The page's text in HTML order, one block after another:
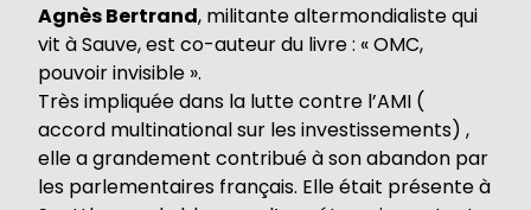
Agnès Bertrand, militante altermondialiste qui
vit à Sauve, est co-auteur du livre : « OMC,
pouvoir invisible ».
Très impliquée dans la lutte contre l’AMI (
accord multinational sur les investissements) ,
elle a grandement contribué à son abandon par
les parlementaires français. Elle était présente à